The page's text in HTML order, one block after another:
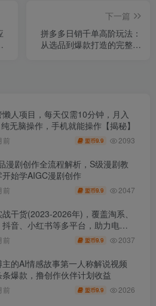
下一篇
拼多多日销千单高阶玩法：
从选品到爆款打造的完整运
人项目，每天仅需10分钟，月入
无脑操作，手机就能操作【揭秘】
前 盟币9.9 2093
漫剧创作全流程解析，S级漫剧教
始学AIGC漫剧创作
前 盟币9.9 2047
干货(2023-2026年)，覆盖淘系、
音、小红书等多平台，助力电商
提效率、稳盈利(更新4月)
前 盟币9.9 2037
的AI情感故事第一人称解说视频
爆款，撸创作伙伴计划收益
前 盟币9.9 2026